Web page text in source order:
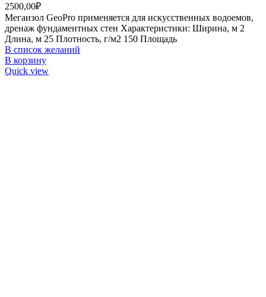
2500,00₽
Мегаизол GeoPro применяется для искусственных водоемов,
дренаж фундаментных стен Характеристики: Ширина, м 2
Длина, м 25 Плотность, г/м2 150 Площадь
В список желаний
В корзину
Quick view